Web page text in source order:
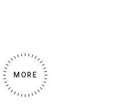
MORE